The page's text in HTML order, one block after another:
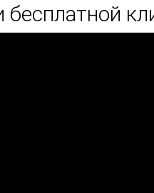
бесплатной